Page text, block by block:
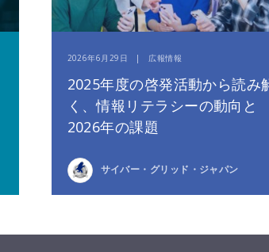
2026年6月29日 | 広報情報
2025年度の啓発活動から読み
く、情報リテラシーの動向と
2026年の課題
サイバー・グリッド・ジャパン